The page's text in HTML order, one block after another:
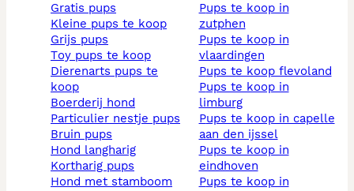
gratis pups
kleine pups te koop
grijs pups
toy pups te koop
dierenarts pups te
koop
boerderij hond
particulier nestje pups
bruin pups
hond langharig
kortharig pups
hond met stamboom
pups te koop in
zutphen
pups te koop in
vlaardingen
pups te koop flevoland
pups te koop in
limburg
pups te koop in capelle
aan den ijssel
pups te koop in
eindhoven
pups te koop in